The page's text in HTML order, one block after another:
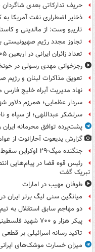
حریف تدارکاتی بعدی
ذخایر اضطراری نفت آمریکا
تاریبو وست: از مالدینی و
تجاوز مجدد رژیم صهیونیستی
تعداد زائران ایرانی در اربعین ۱۴۰۵
رجزخوانی مهدی رسولی در
تعویق مذاکرات لبنان و
نهاد مدیریت آبراه خلیج
سردار عظمایی؛ همرزم دلاور
سرلشکر عبداللهی؛ از سپاه و
پشت‌پرده توافق محرمانه
گزارش یدیعوت آحارانوت از
جنگنده میگ-۲۹ اوکراین سقوط کرد
رئیس قوه قضا در پیام‌هایی
تبریک گفت
طوفان مهیب در امارات
میانگین سنی لیگ برتر ایران
دو مهاجم سابق استقلال به
پیکر هزار و ۷۰۰ شهید فلسطینی در گروگان رژیم صهیونیستی
تاکید رسانه اسرائیلی بر
میزان خسارت موشک‌های ایرانی